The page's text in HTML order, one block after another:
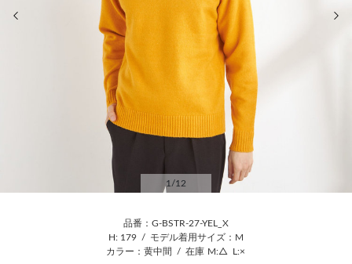
1 /12
品番：G-BSTR-27-YEL_X
H: 179 / モデル着用サイズ：M
カラー：黄中間
/ 在庫 M:△ L:×